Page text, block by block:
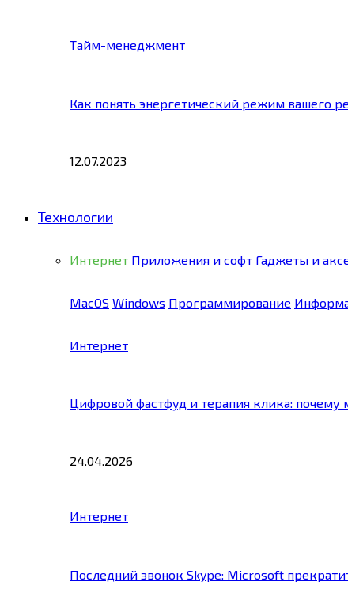
Тайм-менеджмент
Как понять энергетический режим вашего
12.07.2023
Технологии
Интернет Приложения и софт Гаджеты и
MacOS Windows Программирование
Интернет
Цифровой фастфуд и терапия клика:
24.04.2026
Интернет
Последний звонок Skype: Microsoft